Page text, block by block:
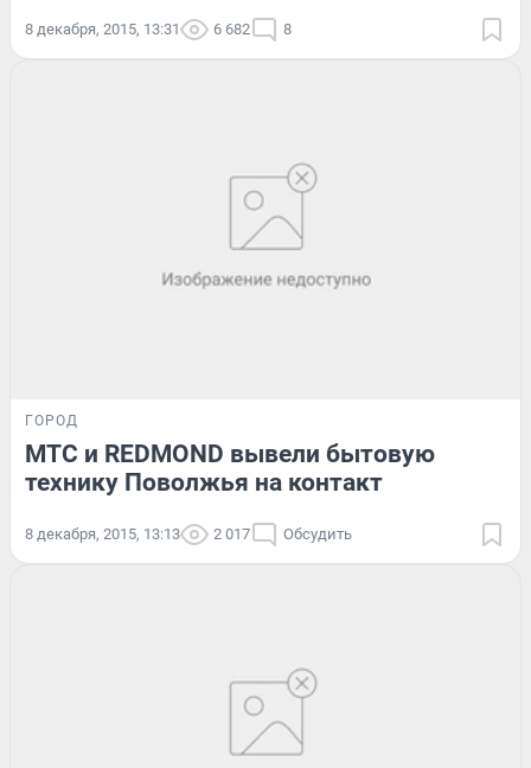
8 декабря, 2015, 13:31 6 682 8
ГОРОД
МТС и REDMOND вывели бытовую
технику Поволжья на контакт
8 декабря, 2015, 13:13 2 017 Обсудить